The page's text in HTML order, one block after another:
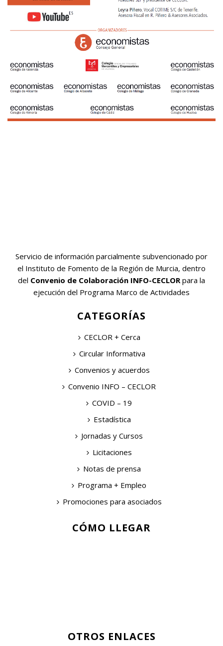
Servicio de información parcialmente subvencionado por
el Instituto de Fomento de la Región de Murcia, dentro
del Convenio de Colaboración INFO-CECLOR para la
ejecución del Programa Marco de Actividades
CATEGORÍAS
CECLOR + Cerca
Circular Informativa
Convenios y acuerdos
Convenio INFO – CECLOR
COVID – 19
Estadística
Jornadas y Cursos
Licitaciones
Notas de prensa
Programa + Empleo
Promociones para asociados
CÓMO LLEGAR
OTROS ENLACES